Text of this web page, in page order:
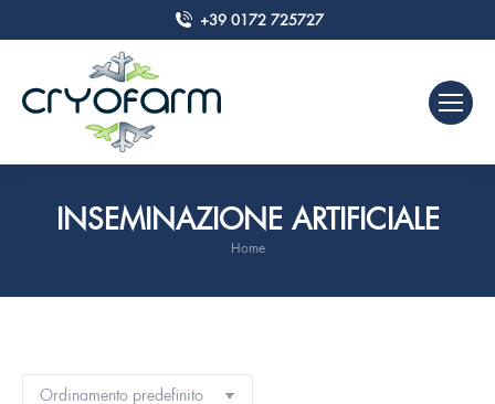
+39 0172 725727
INSEMINAZIONE ARTIFICIALE
Tu sei qui:
Home